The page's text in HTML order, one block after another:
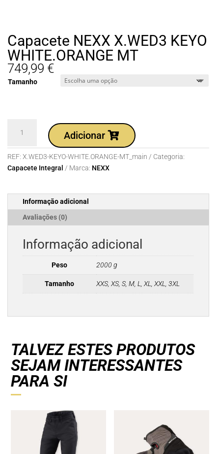
Capacete NEXX X.WED3 KEYO
WHITE.ORANGE MT
749,99 €
Tamanho
Capacete
NEXX
X.WED3
WHITE.ORANGE
Adicionar
REF: X.WED3-KEYO-WHITE.ORANGE-MT_main
Categoria:
Capacete Integral
Marca: NEXX
Informação adicional
Avaliações (0)
Informação adicional
Peso 2000 g
Tamanho XXS, XS, S, M, L, XL, XXL, 3XL
TALVEZ ESTES PRODUTOS
SEJAM INTERESSANTES
PARA SI